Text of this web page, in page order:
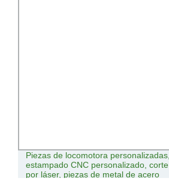
Piezas de locomotora personalizadas,
estampado CNC personalizado, corte
por láser, piezas de metal de acero